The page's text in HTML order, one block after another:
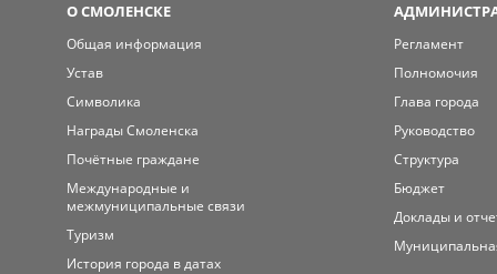
О СМОЛЕНСКЕ
Общая информация
Устав
Символика
Награды Смоленска
Почётные граждане
Международные и
межмуниципальные связи
Туризм
История города в датах
Регламент
Полномочия
Глава города
Руководство
Структура
Бюджет
Доклады и